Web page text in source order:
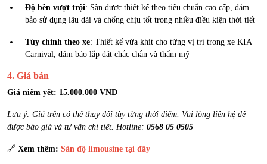
Độ bền vượt trội: Sàn được thiết kế theo tiêu chuẩn cao cấp, đảm
bảo sử dụng lâu dài và chống chịu tốt trong nhiều điều kiện thời tiết
Tùy chỉnh theo xe: Thiết kế vừa khít cho từng vị trí trong xe KIA
Carnival, đảm bảo lắp đặt chắc chắn và thẩm mỹ
4. Giá bán
Giá niêm yết: 15.000.000 VND
Lưu ý: Giá trên có thể thay đổi tùy từng thời điểm. Vui lòng liên hệ để
được báo giá và tư vấn chi tiết. Hotline: 0568 05 0505
🔗 Xem thêm: Sàn độ limousine tại đây